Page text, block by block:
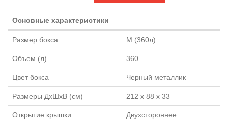
Основные характеристики
Размер бокса M (360л)
Объем (л) 360
Цвет бокса Черный металлик
Размеры ДхШхВ (см) 212 x 88 x 33
Открытие крышки Двухстороннее